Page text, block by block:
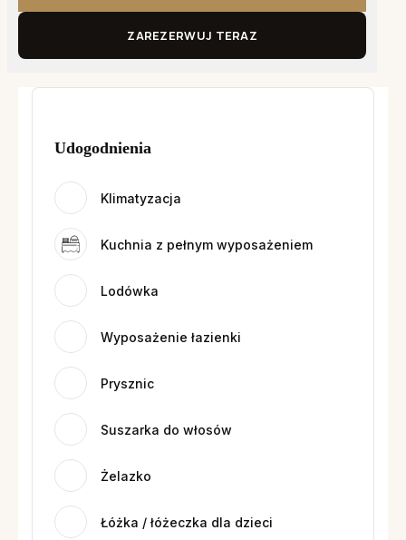
ZAREZERWUJ TERAZ
Udogodnienia
Klimatyzacja
Kuchnia z pełnym wyposażeniem
Lodówka
Wyposażenie łazienki
Prysznic
Suszarka do włosów
Żelazko
Łóżka / łóżeczka dla dzieci